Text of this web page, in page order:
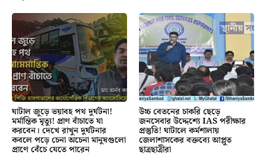
ঘাটাল জুড়ে ভয়াবহ পথ দুর্ঘটনা!
মর্মান্তিক মৃত্যু! প্রাণ বাঁচাতে যা
করবেন। দেখে রাখুন দুর্ঘটনার
কবলে পড়ে চেনা অচেনা মানুষগুলো
প্রাণে বেঁচে যেতে পারেন
উচ্চ বেতনের চাকরি ছেড়ে
জনসেবার উদ্দেশ্যে IAS পরীক্ষার
প্রস্তুতি! ঘাটালে কর্মশালায়
জেলাশাসকের বক্তব্যে আপ্লুত
ছাত্রছাত্রীরা